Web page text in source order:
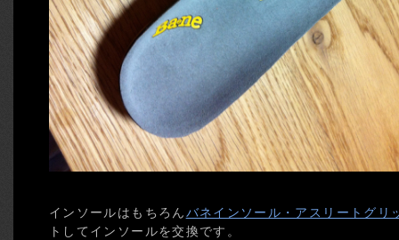
インソールはもちろん バネインソール・アスリートグリ
トしてインソールを交換です。